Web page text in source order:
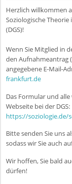
Herzlich willkommen
Soziologische
(DGS)!
Wenn Sie Mitglied in
den Aufnahmeantrag
angegebene E-Mail-
frankfurt.de
Das Formular und
Webseite bei der DGS:
https://soziologie.de/
Bitte senden Sie uns
sodass wir Sie auch
Wir hoffen, Sie bald
dürfen!